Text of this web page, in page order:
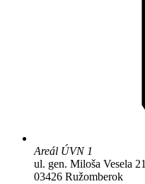
Areál ÚVN 1
ul. gen. Miloša Vesela 21
03426 Ružomberok